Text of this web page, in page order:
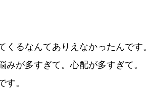
るなんてありえなかったんです。
が多すぎて。心配が多すぎて。
。